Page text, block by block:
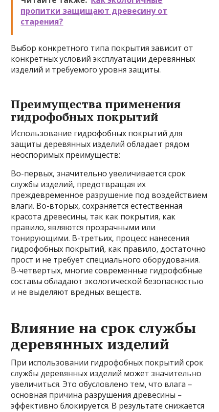
пропитки защищают древесину от
старения?
Выбор конкретного типа покрытия зависит от
конкретных условий эксплуатации деревянных
изделий и требуемого уровня защиты.
Преимущества применения
гидрофобных покрытий
Использование гидрофобных покрытий для
защиты деревянных изделий обладает рядом
неоспоримых преимуществ:
Во-первых, значительно увеличивается срок
службы изделий, предотвращая их
преждевременное разрушение под воздействием
влаги. Во-вторых, сохраняется естественная
красота древесины, так как покрытия, как
правило, являются прозрачными или
тонирующими. В-третьих, процесс нанесения
гидрофобных покрытий, как правило, достаточно
прост и не требует специального оборудования.
В-четвертых, многие современные гидрофобные
составы обладают экологической безопасностью
и не выделяют вредных веществ.
Влияние на срок службы
деревянных изделий
При использовании гидрофобных покрытий срок
службы деревянных изделий может значительно
увеличиться. Это обусловлено тем, что влага –
основная причина разрушения древесины –
эффективно блокируется. В результате снижается